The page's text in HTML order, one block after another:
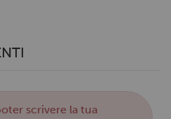
scrivere la tua